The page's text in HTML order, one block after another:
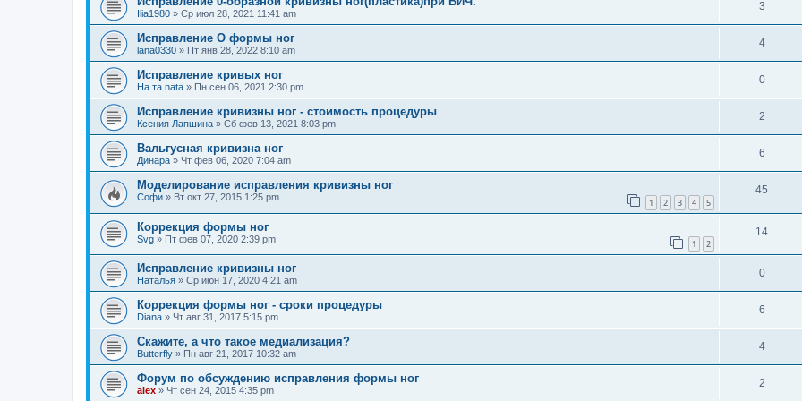
Ilia1980 » Ср июл 28, 2021 11:41 am
3
Исправление О формы ног
lana0330 » Пт янв 28, 2022 8:10 am
4
Исправление кривых ног
На та nata » Пн сен 06, 2021 2:30 pm
0
Исправление кривизны ног - стоимость процедуры
Ксения Лапшина » Сб фев 13, 2021 8:03 pm
2
Вальгусная кривизна ног
Динара » Чт фев 06, 2020 7:04 am
6
Моделирование исправления кривизны ног
Софи » Вт окт 27, 2015 1:25 pm 1 2 3 4 5
45
Коррекция формы ног
Svg » Пт фев 07, 2020 2:39 pm 1 2
14
Исправление кривизны ног
Наталья » Ср июн 17, 2020 4:21 am
0
Коррекция формы ног - сроки процедуры
Diana » Чт авг 31, 2017 5:15 pm
6
Скажите, а что такое медиализация?
Butterfly » Пн авг 21, 2017 10:32 am
4
Форум по обсуждению исправления формы ног
alex » Чт сен 24, 2015 4:35 pm
2